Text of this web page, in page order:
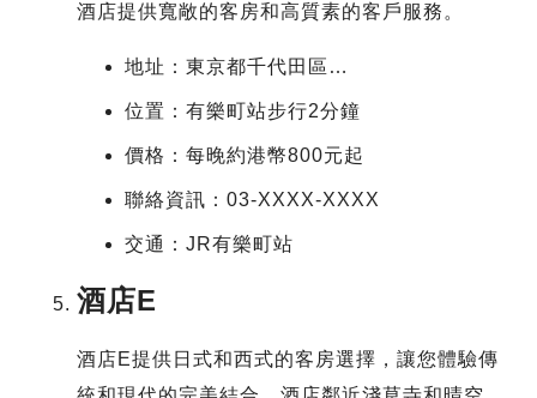
酒店提供寬敞的客房和高質素的客戶服務。
地址：東京都千代田區…
位置：有樂町站步行2分鐘
價格：每晚約港幣800元起
聯絡資訊：03-XXXX-XXXX
交通：JR有樂町站
酒店E
酒店E提供日式和西式的客房選擇，讓您體驗傳